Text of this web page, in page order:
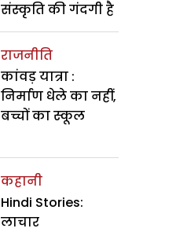
संस्कृति की गंदगी है
राजनीति
कांवड़ यात्रा :
निर्माण धेले का नहीं,
बच्चों का स्कूल
कहानी
Hindi Stories:
लाचार